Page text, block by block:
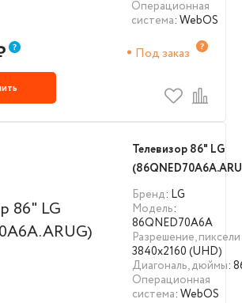
Операционная
система: WebOS
Под заказ
Телевизор 86" LG
Бренд: LG
Модель:
86QNED70A6A
Разрешение, пиксели
3840х2160 (UHD)
Диагональ, дюймы:
Операционная
система: WebOS